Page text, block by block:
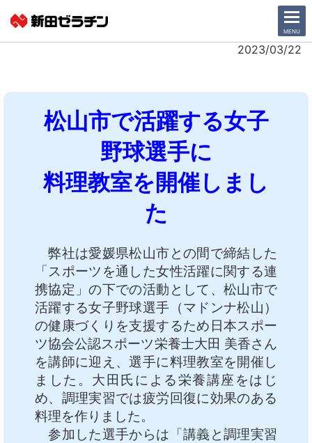
CLOSE
MENU
2023/03/22
松山市で活躍する女子
野球選手に
料理教室を開催しまし
た
弊社は愛媛県松山市との間で締結した
「スポーツを通した女性活躍に関する連
携協定」の下での活動として、松山市で
活躍する女子野球選手（マドンナ松山）
の健康づくりを支援するため日本スポー
ツ協会公認スポーツ栄養士大田 美香さん
を講師に迎え、選手に料理教室を開催し
ました。大田氏による栄養講座をはじ
め、調理実習では疲労回復に効果のある
料理を作りました。
参加した選手からは「講義と調理実習
会社情報
サステナビリティ
事業紹介
IR情報
採用情報
日本語 English
中文 アクセス